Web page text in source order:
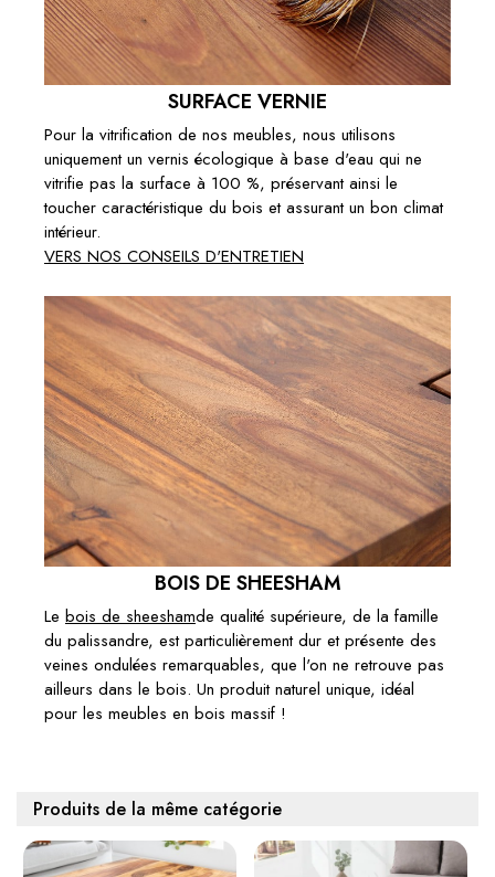
SURFACE VERNIE
Pour la vitrification de nos meubles, nous utilisons
uniquement un vernis écologique à base d'eau qui ne
vitrifie pas la surface à 100 %, préservant ainsi le
toucher caractéristique du bois et assurant un bon climat
intérieur.
VERS NOS CONSEILS D'ENTRETIEN
BOIS DE SHEESHAM
Le bois de sheeshamde qualité supérieure, de la famille
du palissandre, est particulièrement dur et présente des
veines ondulées remarquables, que l'on ne retrouve pas
ailleurs dans le bois. Un produit naturel unique, idéal
pour les meubles en bois massif !
Produits de la même catégorie